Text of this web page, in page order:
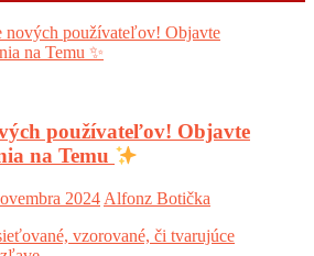
používateľov! Objavte
na Temu
2024 Alfonz Botička